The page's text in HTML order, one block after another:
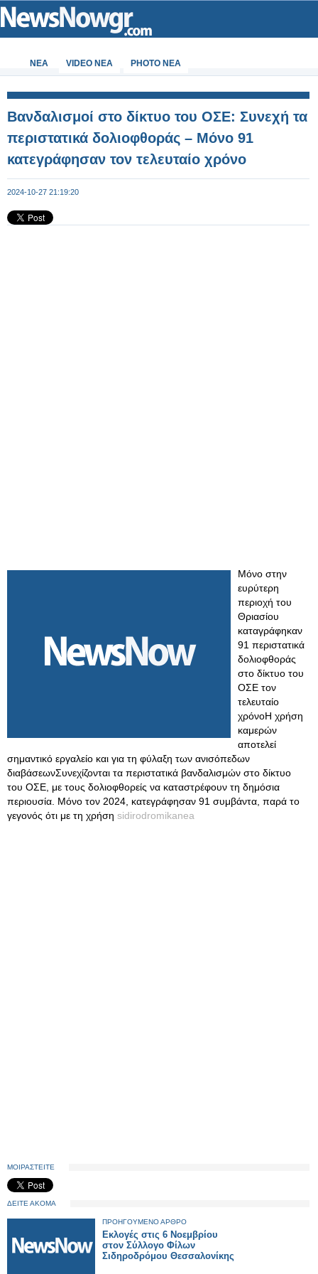
ΝΕΑ VIDEO NEA PHOTO NEA
Βανδαλισμοί στο δίκτυο του ΟΣΕ: Συνεχή τα
περιστατικά δολιοφθοράς – Μόνο 91
κατεγράφησαν τον τελευταίο χρόνο
2024-10-27 21:19:20
Μόνο στην
ευρύτερη
περιοχή του
Θριασίου
καταγράφηκαν
91 περιστατικά
δολιοφθοράς
στο δίκτυο του
ΟΣΕ τον
τελευταίο
χρόνοΗ χρήση
καμερών
αποτελεί
σημαντικό εργαλείο και για τη φύλαξη των ανισόπεδων
διαβάσεωνΣυνεχίζονται τα περιστατικά βανδαλισμών στο δίκτυο
του ΟΣΕ, με τους δολιοφθορείς να καταστρέφουν τη δημόσια
περιουσία. Μόνο τον 2024, κατεγράφησαν 91 συμβάντα, παρά το
γεγονός ότι με τη χρήση sidirodromikanea
ΜΟΙΡΑΣΤΕΙΤΕ
ΔΕΙΤΕ ΑΚΟΜΑ
ΠΡΟΗΓΟΥΜΕΝΟ ΑΡΘΡΟ
Εκλογές στις 6 Νοεμβρίου
στον Σύλλογο Φίλων
Σιδηροδρόμου Θεσσαλονίκης